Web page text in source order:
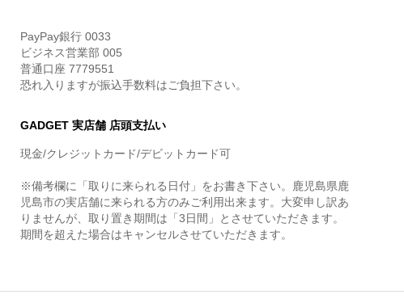
PayPay銀行 0033
ビジネス営業部 005
普通口座 7779551
恐れ入りますが振込手数料はご負担下さい。
GADGET 実店舗 店頭支払い
現金/クレジットカード/デビットカード可
※備考欄に「取りに来られる日付」をお書き下さい。鹿児島県鹿
児島市の実店舗に来られる方のみご利用出来ます。大変申し訳あ
りませんが、取り置き期間は「3日間」とさせていただきます。
期間を超えた場合はキャンセルさせていただきます。